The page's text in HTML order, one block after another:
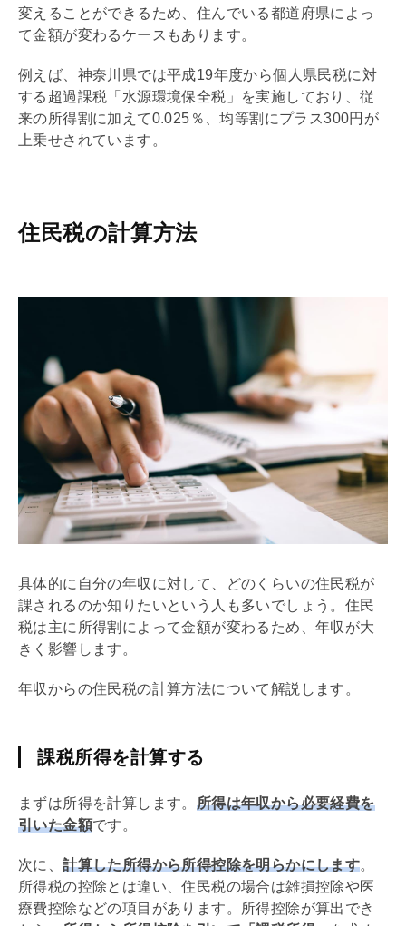
変えることができるため、住んでいる都道府県によっ
て金額が変わるケースもあります。
例えば、神奈川県では平成19年度から個人県民税に対
する超過課税「水源環境保全税」を実施しており、従
来の所得割に加えて0.025％、均等割にプラス300円が
上乗せされています。
住民税の計算方法
具体的に自分の年収に対して、どのくらいの住民税が
課されるのか知りたいという人も多いでしょう。住民
税は主に所得割によって金額が変わるため、年収が大
きく影響します。
年収からの住民税の計算方法について解説します。
課税所得を計算する
まずは所得を計算します。 所得は年収から必要経費を
引いた金額です。
次に、計算した所得から所得控除を明らかにします。
所得税の控除とは違い、住民税の場合は雑損控除や医
療費控除などの項目があります。所得控除が算出でき